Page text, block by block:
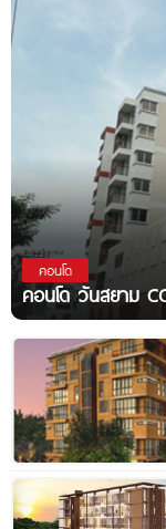
คอนโด
คอนโด วันสยาม